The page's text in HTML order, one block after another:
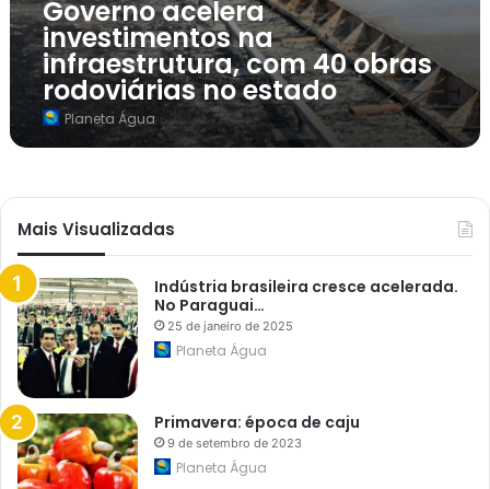
i
m
e
n
e
s
u
u
a
,
c
o
m
Governo acelera
investimentos na
infraestrutura, com 40 obras
rodoviárias no estado
Planeta Água
Mais Visualizadas
Indústria brasileira cresce acelerada.
No Paraguai…
25 de janeiro de 2025
Planeta Água
Primavera: época de caju
9 de setembro de 2023
Planeta Água